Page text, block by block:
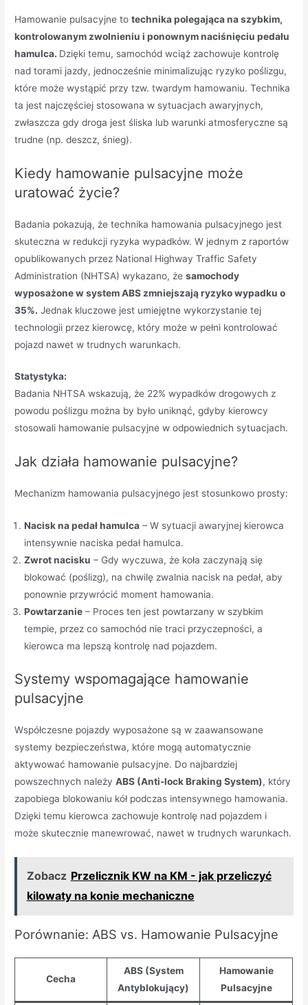
Hamowanie pulsacyjne totechnika polegająca na szybkim,
kontrolowanym zwolnieniu i ponownym naciśnięciu pedału
hamulca. Dzięki temu, samochód wciąż zachowuje kontrolę
nad torami jazdy, jednocześnie minimalizując ryzyko poślizgu,
które może wystąpić przy tzw. twardym hamowaniu. Technika
ta jest najczęściej stosowana w sytuacjach awaryjnych,
zwłaszcza gdy droga jest śliska lub warunki atmosferyczne są
trudne (np. deszcz, śnieg).
Kiedy hamowanie pulsacyjne może
uratować życie?
Badania pokazują, że technika hamowania pulsacyjnego jest
skuteczna w redukcji ryzyka wypadków. W jednym z raportów
opublikowanych przez National Highway Traffic Safety
Administration (NHTSA) wykazano, żesamochody
wyposażone w system ABS zmniejszają ryzyko wypadku o
35%. Jednak kluczowe jest umiejętne wykorzystanie tej
technologii przez kierowcę, który może w pełni kontrolować
pojazd nawet w trudnych warunkach.
Statystyka:
Badania NHTSA wskazują, że 22% wypadków drogowych z
powodu poślizgu można by było uniknąć, gdyby kierowcy
stosowali hamowanie pulsacyjne w odpowiednich sytuacjach.
Jak działa hamowanie pulsacyjne?
Mechanizm hamowania pulsacyjnego jest stosunkowo prosty:
Nacisk na pedał hamulca– W sytuacji awaryjnej kierowca
intensywnie naciska pedał hamulca.
Zwrot nacisku – Gdy wyczuwa, że koła zaczynają się
blokować (poślizg), na chwilę zwalnia nacisk na pedał, aby
ponownie przywrócić moment hamowania.
Powtarzanie– Proces ten jest powtarzany w szybkim
tempie, przez co samochód nie traci przyczepności, a
kierowca ma lepszą kontrolę nad pojazdem.
Systemy wspomagające hamowanie
pulsacyjne
Współczesne pojazdy wyposażone są w zaawansowane
systemy bezpieczeństwa, które mogą automatycznie
aktywować hamowanie pulsacyjne. Do najbardziej
powszechnych należyABS (Anti-lock Braking System), który
zapobiega blokowaniu kół podczas intensywnego hamowania.
Dzięki temu kierowca zachowuje kontrolę nad pojazdem i
może skutecznie manewrować, nawet w trudnych warunkach.
Zobacz Przelicznik KW na KM - jak przeliczyć
kilowaty na konie mechaniczne
Porównanie: ABS vs. Hamowanie Pulsacyjne
Cecha
ABS (System
Antyblokujący)
Hamowanie
Pulsacyjne